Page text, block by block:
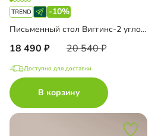
-10%
Письменный стол Виггинс-2 угловой
18 490 20 540
Доступно для доставки
В корзину